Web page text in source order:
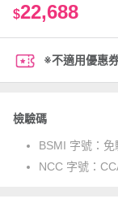
$22,688
※不適用優惠
檢驗碼
BSMI 字號： 免
NCC 字號：